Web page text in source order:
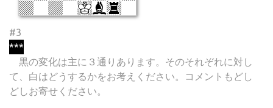
#3
***
黒の変化は主に３通りあります。そのそれぞれに対し
て、白はどうするかをお考えください。コメントもどし
どしお寄せください。